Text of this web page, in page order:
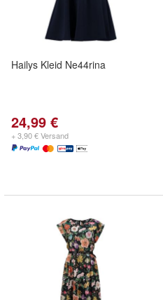
Hailys Kleid Ne44rina
24,99 €
+ 3,90 € Versand